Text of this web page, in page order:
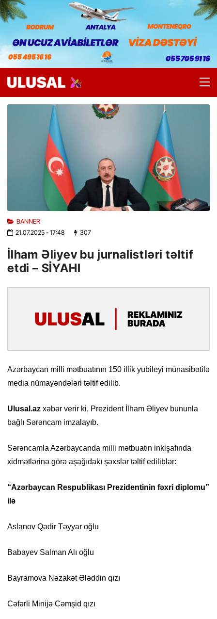
BANNER
21.07.2025- 17:48 307
İlham Əliyev bu jurnalistləri təltif
etdi – SİYAHI
Azərbaycan milli mətbuatının 150 illik yubileyi münasibətilə
media nümayəndələri təltif edilib.
Ulusal.az xəbər verir ki, Prezident İlham Əliyev bununla
bağlı Sərəncam imzalayıb.
Sərəncamla Azərbaycanda milli mətbuatın inkişafında
xidmətlərinə görə aşağıdakı şəxslər təltif ediliblər:
“Azərbaycan Respublikası Prezidentinin fəxri diplomu”
ilə
Aslanov Qədir Təyyar oğlu
Babayev Salman Alı oğlu
Bayramova Nəzakət Ələddin qızı
Cəfərli Minijə Cəmşid qızı